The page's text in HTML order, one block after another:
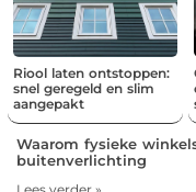
Riool laten ontstoppen:
snel geregeld en slim
aangepakt
Waarom fysieke
buitenverlichting